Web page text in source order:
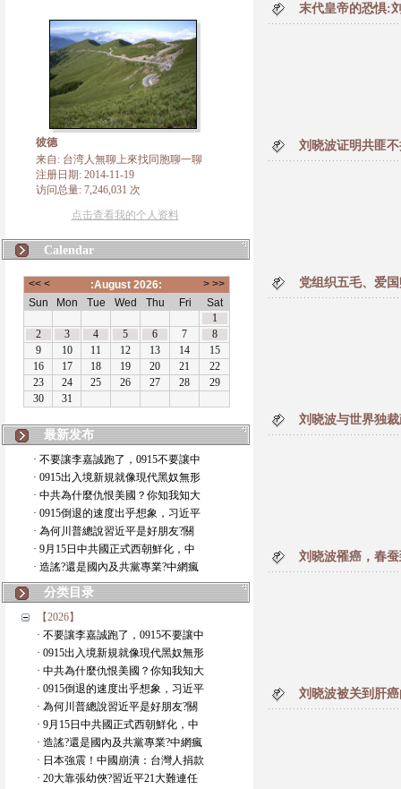
彼德
来自: 台湾人無聊上來找同胞聊一聊
注册日期: 2014-11-19
访问总量: 7,246,031 次
点击查看我的个人资料
Calendar
最新发布
· 不要讓李嘉誠跑了，0915不要讓中
· 0915出入境新規就像現代黑奴無形
· 中共為什麼仇恨美國？你知我知大
· 0915倒退的速度出乎想象，习近平
· 為何川普總說習近平是好朋友?關
· 9月15日中共國正式西朝鮮化，中
· 造謠?還是國內及共黨專業?中網瘋
分类目录
【2026】
· 不要讓李嘉誠跑了，0915不要讓中
· 0915出入境新規就像現代黑奴無形
· 中共為什麼仇恨美國？你知我知大
· 0915倒退的速度出乎想象，习近平
· 為何川普總說習近平是好朋友?關
· 9月15日中共國正式西朝鮮化，中
· 造謠?還是國內及共黨專業?中網瘋
· 日本強震！中國崩潰：台灣人捐款
· 20大靠張幼俠?習近平21大難連任
末代皇帝的恐惧:
刘晓波证明共匪
党组织五毛、爱
刘晓波与世界独
刘晓波罹癌，春
刘晓波被关到肝